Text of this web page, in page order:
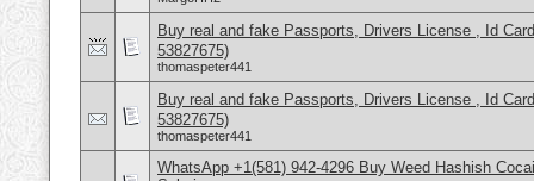
Buy real and fake Passports, Drivers License , Id
53827675)
thomaspeter441
Buy real and fake Passports, Drivers License , Id
53827675)
thomaspeter441
WhatsApp +1(581) 942-4296 Buy Weed Hashish